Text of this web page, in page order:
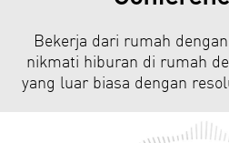
Bekerja dari rumah
nikmati hiburan di rumah
yang luar biasa dengan